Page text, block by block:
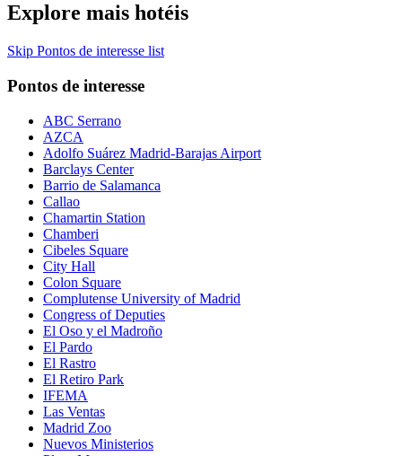
Explore mais hotéis
Skip Pontos de interesse list
Pontos de interesse
ABC Serrano
AZCA
Adolfo Suárez Madrid-Barajas Airport
Barclays Center
Barrio de Salamanca
Callao
Chamartin Station
Chamberi
Cibeles Square
City Hall
Colon Square
Complutense University of Madrid
Congress of Deputies
El Oso y el Madroño
El Pardo
El Rastro
El Retiro Park
IFEMA
Las Ventas
Madrid Zoo
Nuevos Ministerios